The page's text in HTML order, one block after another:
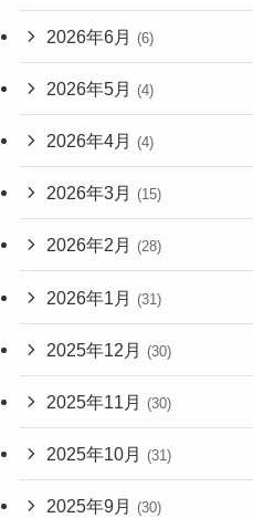
2026年6月 (6)
2026年5月 (4)
2026年4月 (4)
2026年3月 (15)
2026年2月 (28)
2026年1月 (31)
2025年12月 (30)
2025年11月 (30)
2025年10月 (31)
2025年9月 (30)